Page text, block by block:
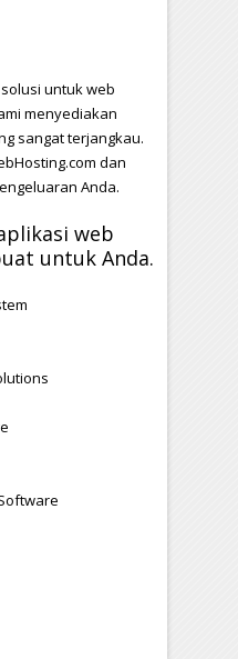
untuk web
menyediakan
sangat terjangkau.
dan
Anda.
web
untuk Anda.